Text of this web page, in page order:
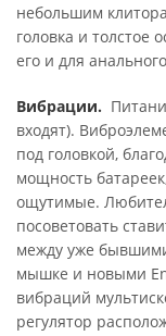
небольшим
головка и толстое
его и для
Вибрации.
входят).
под головкой,
мощность
ощутимые.
посоветовать
между уже
мышке и новыми
вибраций
регулятор